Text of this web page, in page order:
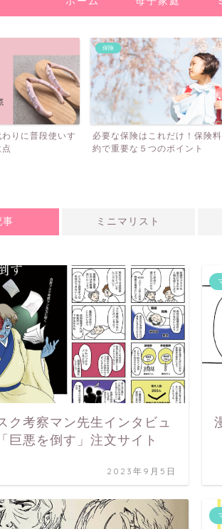
に普段使いす
保険
必要な保険はこれだけ！保険料の節
約で重要な５つのポイント
事 ミニマリスト
ク考察マン先生インタビュ
巨悪を倒す」注文サイト
2023年9月5日